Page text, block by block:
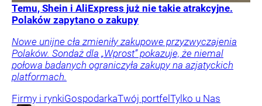
Temu, Shein i AliExpress już nie takie atrakcyjne.
Polaków zapytano o zakupy
Nowe unijne cła zmieniły zakupowe przyzwyczajenia
Polaków. Sondaż dla „Wprost” pokazuje, że niemal
połowa badanych ograniczyła zakupy na azjatyckich
platformach.
Firmy i rynkiGospodarkaTwój portfel Tylko u Nas